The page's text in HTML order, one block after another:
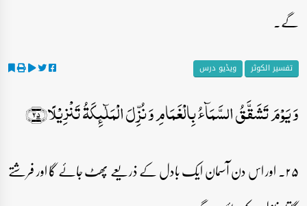
گے۔
تفسیر الکوثر ویڈیو درس
وَ یَوۡمَ تَشَقَّقُ السَّمَآءُ بِالۡغَمَامِ وَ نُزِّلَ الۡمَلٰٓئِکَۃُ تَنۡزِیۡلًا﴿۲۵﴾
۲۵۔ اور اس دن آسمان ایک بادل کے ذریعے پھٹ جائے گا اور فرشتے